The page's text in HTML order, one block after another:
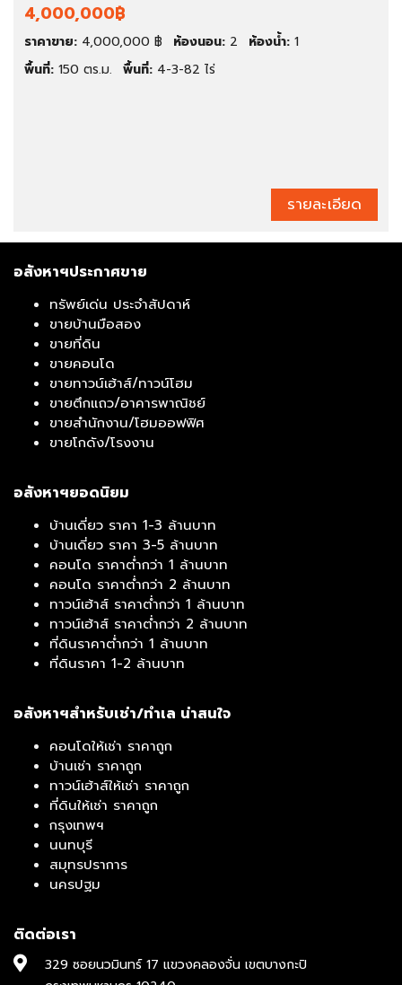
4,000,000฿
ราคาขาย: 4,000,000 ฿ ห้องนอน: 2 ห้องน้ำ: 1
พื้นที่: 150 ตร.ม. พื้นที่: 4-3-82 ไร่
รายละเอียด
อสังหาฯประกาศขาย
ทรัพย์เด่น ประจำสัปดาห์
ขายบ้านมือสอง
ขายที่ดิน
ขายคอนโด
ขายทาวน์เฮ้าส์/ทาวน์โฮม
ขายตึกแถว/อาคารพาณิชย์
ขายสำนักงาน/โฮมออฟฟิศ
ขายโกดัง/โรงงาน
อสังหาฯยอดนิยม
บ้านเดี่ยว ราคา 1-3 ล้านบาท
บ้านเดี่ยว ราคา 3-5 ล้านบาท
คอนโด ราคาต่ำกว่า 1 ล้านบาท
คอนโด ราคาต่ำกว่า 2 ล้านบาท
ทาวน์เฮ้าส์ ราคาต่ำกว่า 1 ล้านบาท
ทาวน์เฮ้าส์ ราคาต่ำกว่า 2 ล้านบาท
ที่ดินราคาต่ำกว่า 1 ล้านบาท
ที่ดินราคา 1-2 ล้านบาท
อสังหาฯสำหรับเช่า/ทำเล น่าสนใจ
คอนโดให้เช่า ราคาถูก
บ้านเช่า ราคาถูก
ทาวน์เฮ้าส์ให้เช่า ราคาถูก
ที่ดินให้เช่า ราคาถูก
กรุงเทพฯ
นนทบุรี
สมุทรปราการ
นครปฐม
ติดต่อเรา
329 ซอยนวมินทร์ 17 แขวงคลองจั่น เขตบางกะปิ